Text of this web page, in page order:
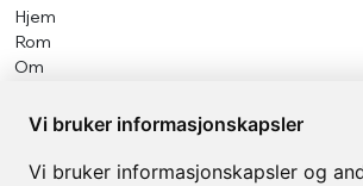
Vi bruker informasjonskapsler
Vi bruker informasjonskapsler og
Hjem
Rom
Om
KONTAKT
Lort Phillips Veg 50